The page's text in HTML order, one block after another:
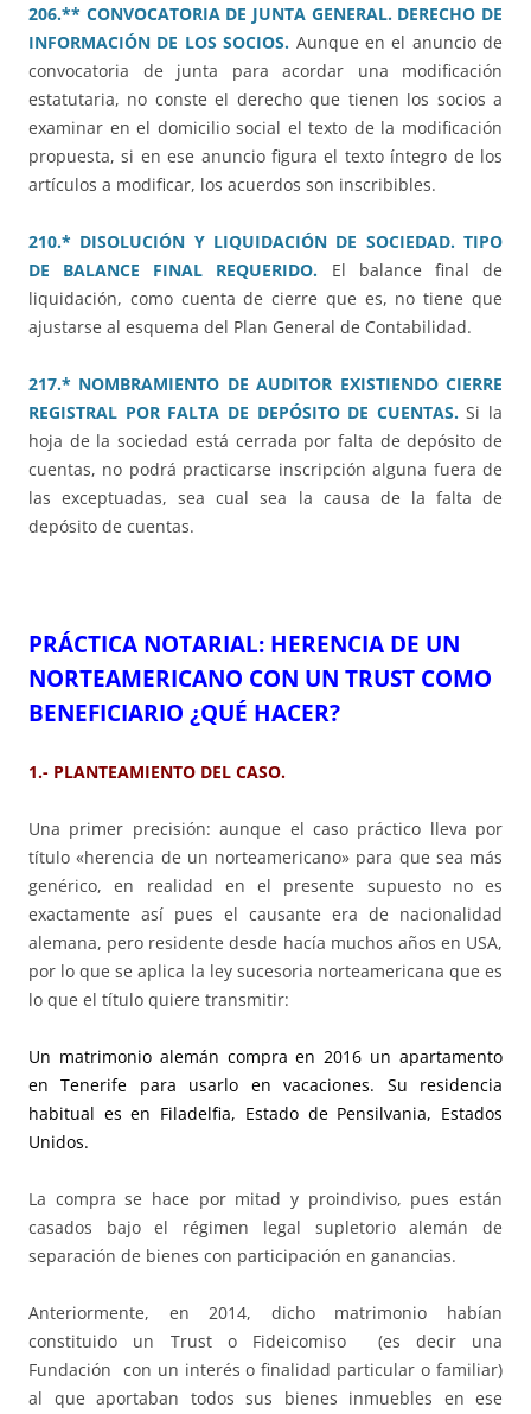
206.** CONVOCATORIA DE JUNTA GENERAL. DERECHO DE
INFORMACIÓN DE LOS SOCIOS. Aunque en el anuncio de
convocatoria de junta para acordar una modificación
estatutaria, no conste el derecho que tienen los socios a
examinar en el domicilio social el texto de la modificación
propuesta, si en ese anuncio figura el texto íntegro de los
artículos a modificar, los acuerdos son inscribibles.
210.* DISOLUCIÓN Y LIQUIDACIÓN DE SOCIEDAD. TIPO
DE BALANCE FINAL REQUERIDO. El balance final de
liquidación, como cuenta de cierre que es, no tiene que
ajustarse al esquema del Plan General de Contabilidad.
217.* NOMBRAMIENTO DE AUDITOR EXISTIENDO CIERRE
REGISTRAL POR FALTA DE DEPÓSITO DE CUENTAS.Si la
hoja de la sociedad está cerrada por falta de depósito de
cuentas, no podrá practicarse inscripción alguna fuera de
las exceptuadas, sea cual sea la causa de la falta de
depósito de cuentas.
PRÁCTICA NOTARIAL: HERENCIA DE UN
NORTEAMERICANO CON UN TRUST COMO
BENEFICIARIO ¿QUÉ HACER?
1.- PLANTEAMIENTO DEL CASO.
Una primer precisión: aunque el caso práctico lleva por
título «herencia de un norteamericano» para que sea más
genérico, en realidad en el presente supuesto no es
exactamente así pues el causante era de nacionalidad
alemana, pero residente desde hacía muchos años en USA,
por lo que se aplica la ley sucesoria norteamericana que es
lo que el título quiere transmitir:
Un matrimonio alemán compra en 2016 un apartamento
en Tenerife para usarlo en vacaciones. Su residencia
habitual es en Filadelfia, Estado de Pensilvania, Estados
Unidos.
La compra se hace por mitad y proindiviso, pues están
casados bajo el régimen legal supletorio alemán de
separación de bienes con participación en ganancias.
Anteriormente, en 2014, dicho matrimonio habían
constituido un Trust o Fideicomiso (es decir una
Fundación con un interés o finalidad particular o familiar)
al que aportaban todos sus bienes inmuebles en ese